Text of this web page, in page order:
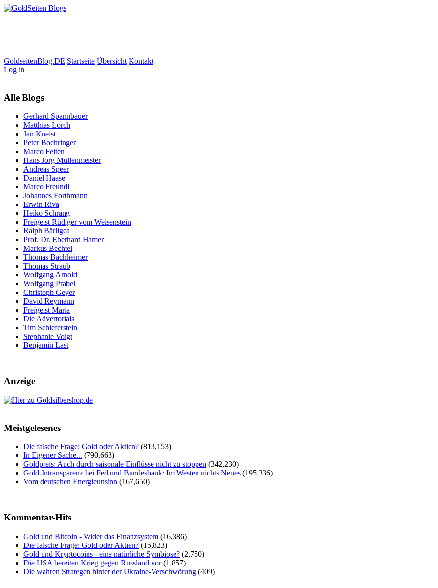
GoldseitenBlog.DE Startseite Übersicht Kontakt
Log in
Alle Blogs
Gerhard Spannbauer
Matthias Lorch
Jan Kneist
Peter Boehringer
Marco Feiten
Hans Jörg Müllenmeister
Andreas Speer
Daniel Haase
Marco Freundl
Johannes Forthmann
Erwin Riva
Heiko Schrang
Freigeist Rüdiger vom Weisenstein
Ralph Bärligea
Prof. Dr. Eberhard Hamer
Markus Bechtel
Thomas Bachheimer
Thomas Straub
Wolfgang Arnold
Wolfgang Prabel
Christoph Geyer
David Reymann
Freigeist Maria
Die Advertorials
Tim Schieferstein
Stephanie Voigt
Benjamin Last
Anzeige
Meistgelesenes
Die falsche Frage: Gold oder Aktien? (813,153)
In Eigener Sache... (790,663)
Goldpreis: Auch durch saisonale Einflüsse nicht zu stoppen (342,230)
Gold-Intransparenz bei Fed und Bundesbank: Im Westen nichts Neues (195,336)
Vom deutschen Energieunsinn (167,650)
Kommentar-Hits
Gold und Bitcoin - Wider das Finanzsystem (16,386)
Die falsche Frage: Gold oder Aktien? (15,823)
Gold und Kryptocoins - eine natürliche Symbiose? (2,750)
Die USA bereiten Krieg gegen Russland vor (1,857)
Die wahren Strategen hinter der Ukraine-Verschwörung (409)